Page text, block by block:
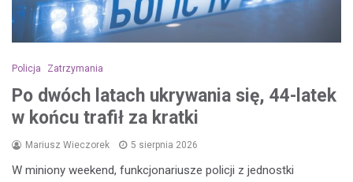
Policja Zatrzymania
Po dwóch latach ukrywania się, 44-latek
w końcu trafił za kratki
Mariusz Wieczorek 5 sierpnia 2026
W miniony weekend, funkcjonariusze policji z jednostki